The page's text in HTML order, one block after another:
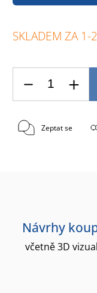
SKLADEM ZA 1-
Zeptat se
Návrhy
včetně 3D